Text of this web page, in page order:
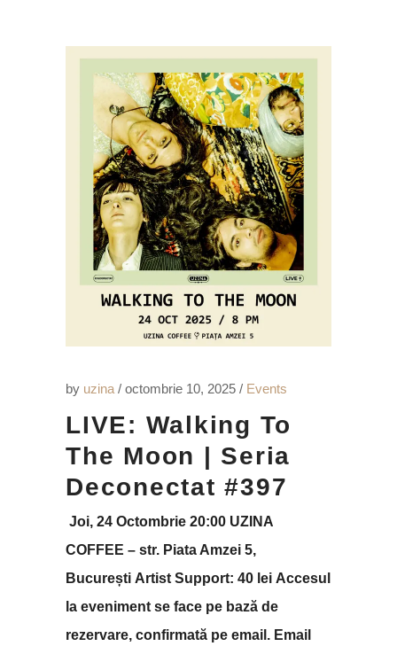
by uzina octombrie 10, 2025 Events
LIVE: Walking To
The Moon | Seria
Deconectat #397
Joi, 24 Octombrie 20:00 UZINA
COFFEE – str. Piata Amzei 5,
București Artist Support: 40 lei Accesul
la eveniment se face pe bază de
rezervare, confirmată pe email. Email